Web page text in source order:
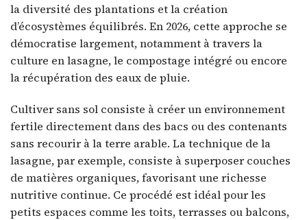
la diversité des plantations et la création
d’écosystèmes équilibrés. En 2026, cette approche se
démocratise largement, notamment à travers la
culture en lasagne, le compostage intégré ou encore
la récupération des eaux de pluie.
Cultiver sans sol consiste à créer un environnement
fertile directement dans des bacs ou des contenants
sans recourir à la terre arable. La technique de la
lasagne, par exemple, consiste à superposer couches
de matières organiques, favorisant une richesse
nutritive continue. Ce procédé est idéal pour les
petits espaces comme les toits, terrasses ou balcons,